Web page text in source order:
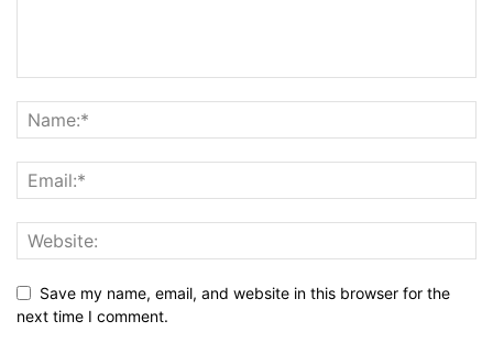
Save my name, email, and website in this browser for the
next time I comment.